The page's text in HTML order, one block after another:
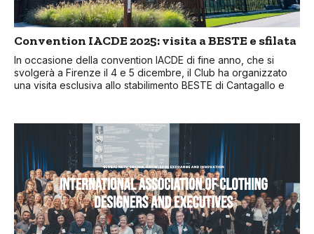
Convention IACDE 2025: visita a BESTE e sfilata
In occasione della convention IACDE di fine anno, che si
svolgerà a Firenze il 4 e 5 dicembre, il Club ha organizzato
una visita esclusiva allo stabilimento BESTE di Cantagallo e